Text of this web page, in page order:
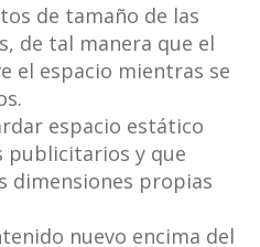
de tamaño de las
de tal manera que el
el espacio mientras se
espacio estático
publicitarios y que
dimensiones propias
nuevo encima del